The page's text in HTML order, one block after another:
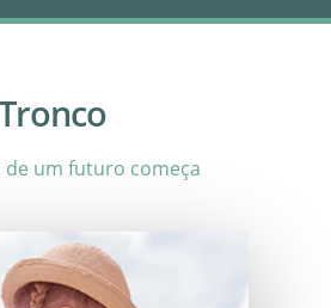
um futuro começa